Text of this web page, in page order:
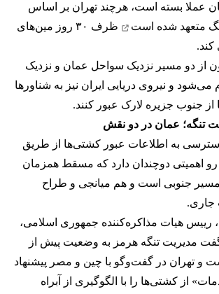
عملا بسته است، هرچند تهران بر اساس
متعهد شده است
ظرف ۳۰ روز مین‌های
کند.
از دو مسیر نزدیک سواحل عمان و نزدیک
می‌شود و نیروی دریایی ایران نیز به شناورها
از جنوب جزیره لارک عبور کنند.
تنگه؛ عمان در دو نقش
به اطلاعات عبور کشتی‌ها از طریق
رو اهمیتی دوچندان دارد که مسقط همزمان
جنوبی است و هم میانجی و طراح
جاری.
رییس هیات مذاکره‌کننده جمهوری اسلامی،
مدیریت تنگه هرمز به وضعیت پیش از
و تهران در گفت‌وگو با چین و مصر پیشنهاد
از کشتی‌ها را با الگوگیری از آبراه